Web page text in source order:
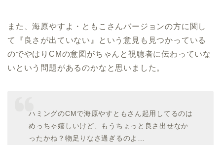
また、海原やすよ・ともこさんバージョンの方に関し
て『良さが出ていない』という意見も見つかっている
のでやはりCMの意図がちゃんと視聴者に伝わっていな
いという問題があるのかなと思いました。
ハミングのCMで海原やすともさん起用してるのは
めっちゃ嬉しいけど、もうちょっと良さ出せなか
ったかね？物足りなさ過ぎるのよ…